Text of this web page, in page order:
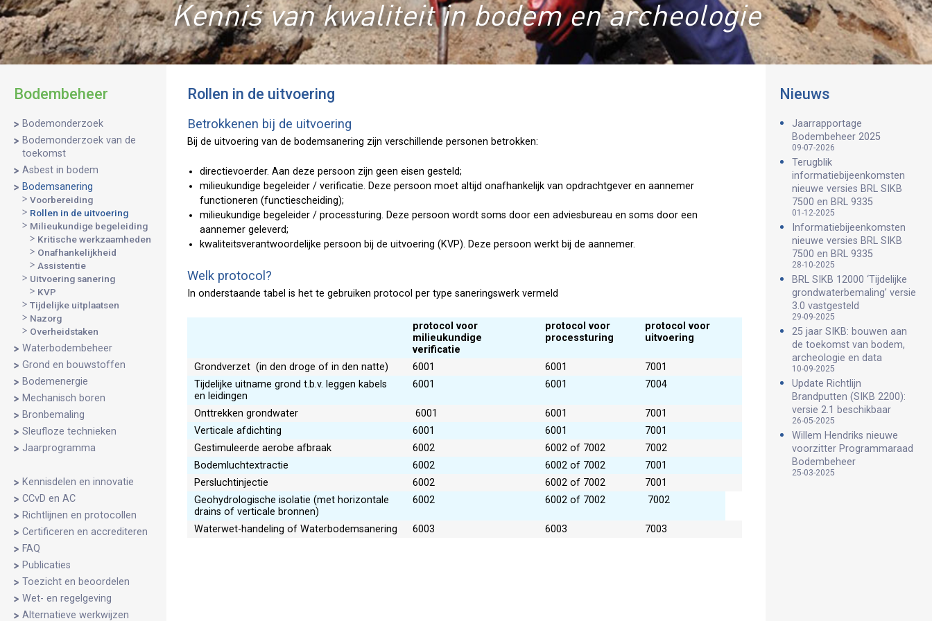
Kennis van kwaliteit in bodem en archeologie
Bodembeheer
Bodemonderzoek
Bodemonderzoek van de
toekomst
Asbest in bodem
Bodemsanering
Voorbereiding
Rollen in de uitvoering
Milieukundige begeleiding
Kritische werkzaamheden
Onafhankelijkheid
Assistentie
Uitvoering sanering
KVP
Tijdelijke uitplaatsen
Nazorg
Overheidstaken
Waterbodembeheer
Grond en bouwstoffen
Bodemenergie
Mechanisch boren
Bronbemaling
Sleufloze technieken
Jaarprogramma
Kennisdelen en innovatie
CCvD en AC
Richtlijnen en protocollen
Certificeren en accrediteren
FAQ
Publicaties
Toezicht en beoordelen
Wet- en regelgeving
Alternatieve werkwijzen
Rollen in de uitvoering
Betrokkenen bij de uitvoering
Bij de uitvoering van de bodemsanering zijn verschillende personen betrokken:
directievoerder. Aan deze persoon zijn geen eisen gesteld;
milieukundige begeleider / verificatie. Deze persoon moet altijd onafhankelijk van opdrachtgever en aannemer
functioneren (functiescheiding);
milieukundige begeleider / processturing. Deze persoon wordt soms door een adviesbureau en soms door een
aannemer geleverd;
kwaliteitsverantwoordelijke persoon bij de uitvoering (KVP). Deze persoon werkt bij de aannemer.
Welk protocol?
In onderstaande tabel is het te gebruiken protocol per type saneringswerk vermeld
protocol voor
milieukundige
verificatie
protocol voor
processturing
protocol voor
uitvoering
Grondverzet (in den droge of in den natte) 6001 6001
7001
Tijdelijke uitname grond t.b.v. leggen kabels
en leidingen
6001 6001 7004
Onttrekken grondwater 6001 6001
7001
Verticale afdichting
6001 6001
7001
Gestimuleerde aerobe afbraak
6002 6002 of 7002
7002
Bodemluchtextractie
6002 6002 of 7002
7001
Persluchtinjectie
6002 6002 of 7002
7001
Geohydrologische isolatie (met horizontale
drains of verticale bronnen)
6002 6002 of 7002 7002
Waterwet-handeling of Waterbodemsanering 6003 6003 7003
Nieuws
Jaarrapportage
Bodembeheer 2025
09-07-2026
Terugblik
informatiebijeenkomsten
nieuwe versies BRL SIKB
7500 en BRL 9335
01-12-2025
Informatiebijeenkomsten
nieuwe versies BRL SIKB
7500 en BRL 9335
28-10-2025
BRL SIKB 12000 ‘Tijdelijke
grondwaterbemaling’ versie
3.0 vastgesteld
29-09-2025
25 jaar SIKB: bouwen aan
de toekomst van bodem,
archeologie en data
10-09-2025
Update Richtlijn
Brandputten (SIKB 2200):
versie 2.1 beschikbaar
26-05-2025
Willem Hendriks nieuwe
voorzitter Programmaraad
Bodembeheer
25-03-2025